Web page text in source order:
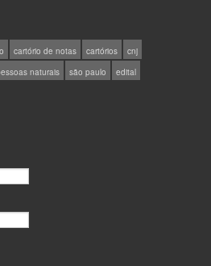
cartório de notas cartórios
cnj
naturais são paulo
edital